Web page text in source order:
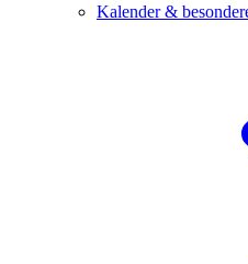
Kalender &